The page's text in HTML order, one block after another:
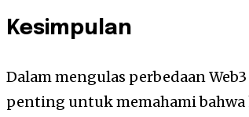
Kesimpulan
Dalam mengulas perbedaan
penting untuk memahami